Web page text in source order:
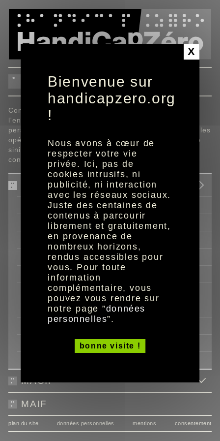
assurance
Comment prendre connaissance, sans l'aide de
l'entourage, d'informations aussi essentielles et
personnelles que les tarifs et garanties proposés par les
opérateurs d'assurance ? Qu'en est-il alors en cas de
sinistre ? Des solutions concrètes avec des acteurs
concernés.
MAAF
ma famille
mes biens
mon activité associative
mon activité professionnelle
mon argent
catalogues
trouver un point d'accueil
Fondation MAAF Initiatives et Handicap
MACIF
MAIF
plan du site données personnelles mentions consentement
X
Bienvenue sur
handicapzero.org
!
Nous avons à cœur de
respecter votre vie
privée. Ici, pas de
cookies intrusifs, ni
publicité, ni interaction
avec les réseaux sociaux.
Juste des centaines de
contenus à parcourir
librement et gratuitement,
en provenance de
nombreux horizons,
rendus accessibles pour
vous. Pour toute
information
complémentaire, vous
pouvez vous rendre sur
notre page ”données
personnelles”.
bonne visite !